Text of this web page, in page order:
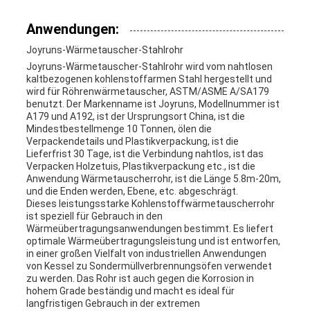
Anwendungen:
Joyruns-Wärmetauscher-Stahlrohr
Joyruns-Wärmetauscher-Stahlrohr wird vom nahtlosen
kaltbezogenen kohlenstoffarmen Stahl hergestellt und
wird für Röhrenwärmetauscher, ASTM/ASME A/SA179
benutzt. Der Markenname ist Joyruns, Modellnummer ist
A179 und A192, ist der Ursprungsort China, ist die
Mindestbestellmenge 10 Tonnen, ölen die
Verpackendetails und Plastikverpackung, ist die
Lieferfrist 30 Tage, ist die Verbindung nahtlos, ist das
Verpacken Holzetuis, Plastikverpackung etc., ist die
Anwendung Wärmetauscherrohr, ist die Länge 5.8m-20m,
und die Enden werden, Ebene, etc. abgeschrägt.
Dieses leistungsstarke Kohlenstoffwärmetauscherrohr
ist speziell für Gebrauch in den
Wärmeübertragungsanwendungen bestimmt. Es liefert
optimale Wärmeübertragungsleistung und ist entworfen,
in einer großen Vielfalt von industriellen Anwendungen
von Kessel zu Sondermüllverbrennungsöfen verwendet
zu werden. Das Rohr ist auch gegen die Korrosion in
hohem Grade beständig und macht es ideal für
langfristigen Gebrauch in der extremen